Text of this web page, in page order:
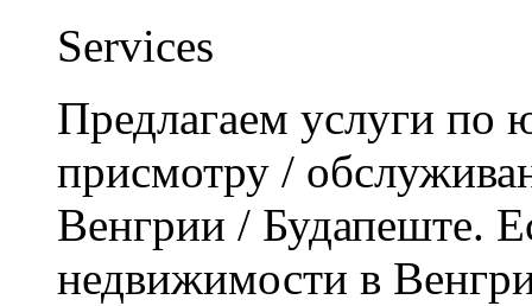
Services
Предлагаем услуги по
присмотру /
Венгрии / Будапеште.
недвижимости в